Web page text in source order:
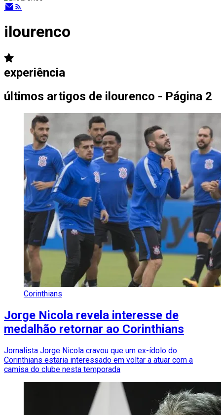
ilourenco
experiência
últimos artigos de ilourenco - Página 2
Corinthians
Jorge Nicola revela interesse de
medalhão retornar ao Corinthians
Jornalista Jorge Nicola cravou que um ex-ídolo do
Corinthians estaria interessado em voltar a atuar com a
camisa do clube nesta temporada